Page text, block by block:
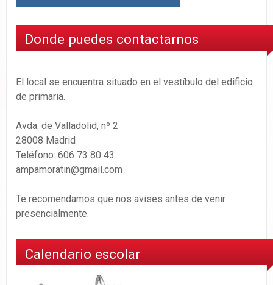
Donde puedes contactarnos
El local se encuentra situado en el vestíbulo del edificio
de primaria.
Avda. de Valladolid, nº 2
28008 Madrid
Teléfono: 606 73 80 43
ampamoratin@gmail.com
Te recomendamos que nos avises antes de venir
presencialmente.
Calendario escolar